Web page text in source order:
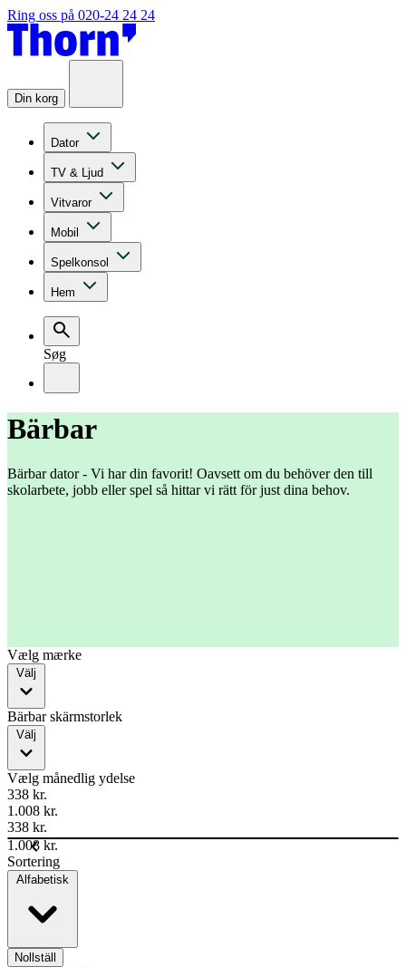
Ring oss på 020-24 24 24
Din korg
Dator
TV & Ljud
Vitvaror
Mobil
Spelkonsol
Hem
Søg
Bärbar
Bärbar dator - Vi har din favorit! Oavsett om du behöver den till
skolarbete, jobb eller spel så hittar vi rätt för just dina behov.
Vælg mærke
Välj
Bärbar skärmstorlek
Välj
Vælg månedlig ydelse
338 kr.
1.008 kr.
338 kr.
1.008 kr.
Sortering
Alfabetisk
Nollställ